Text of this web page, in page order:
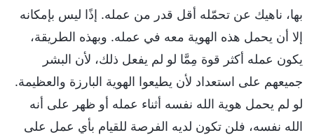
بها، ناهيك عن تحمّله أقل قدر من عمله. إذًا ليس بإمكانه
إلا أن يحمل هذه الهوية معه في عمله. وبهذه الطريقة،
يكون عمله أكثر قوة مِمَّا لو لم يفعل ذلك، لأن البشر
جميعهم على استعداد لأن يطيعوا الهوية البارزة والعظيمة.
لو لم يحمل هوية الله نفسه أثناء عمله أو ظهر على أنه
الله نفسه، فلن تكون لديه الفرصة للقيام بأي عمل على